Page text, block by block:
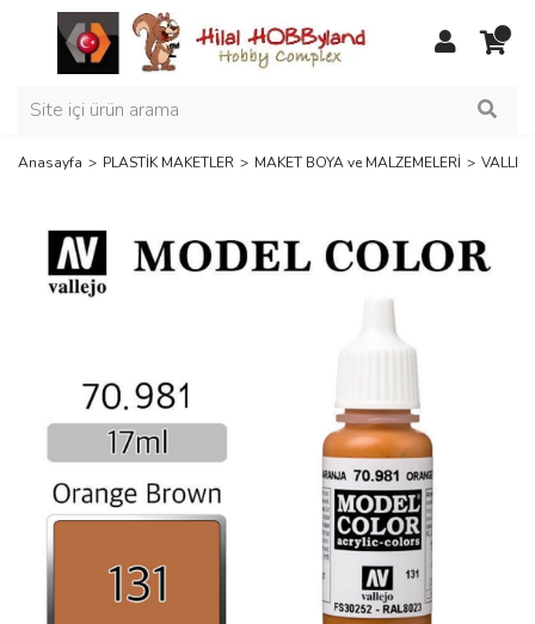
Anasayfa PLASTİK MAKETLER MAKET BOYA ve MALZEMELERİ